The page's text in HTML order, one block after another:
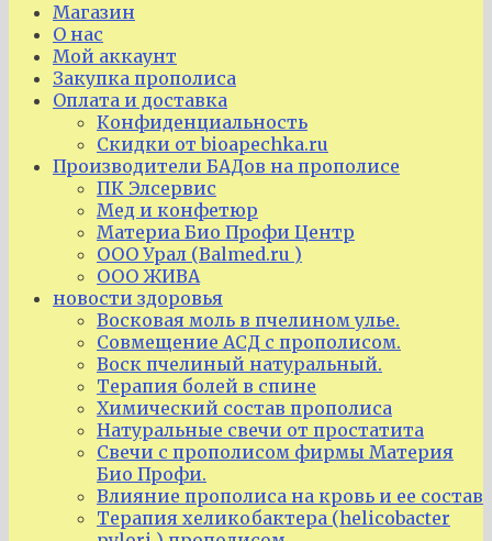
Магазин
О нас
Мой аккаунт
Закупка прополиса
Оплата и доставка
Конфиденциальность
Скидки от bioapechka.ru
Производители БАДов на прополисе
ПК Элсервис
Мед и конфетюр
Материа Био Профи Центр
ООО Урал (Balmed.ru )
ООО ЖИВА
новости здоровья
Восковая моль в пчелином улье.
Совмещение АСД с прополисом.
Воск пчелиный натуральный.
Терапия болей в спине
Химический состав прополиса
Натуральные свечи от простатита
Свечи с прополисом фирмы Материя
Био Профи.
Влияние прополиса на кровь и ее состав
Терапия хеликобактера (helicobacter